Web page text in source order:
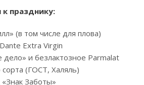
празднику:
(в том числе для плова)
Extra Virgin
и безлактозное Parmalat
(ГОСТ, Халяль)
Заботы»